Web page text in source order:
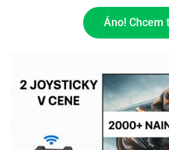
Áno! Chcem